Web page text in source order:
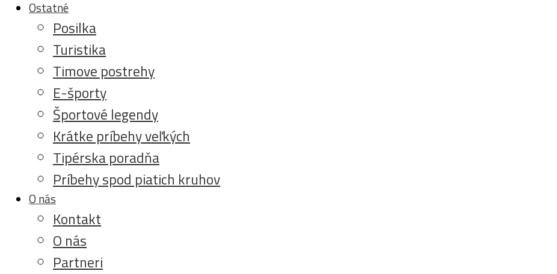
Ostatné
Posilka
Turistika
Timove postrehy
E-športy
Športové legendy
Krátke príbehy veľkých
Tipérska poradňa
Príbehy spod piatich kruhov
O nás
Kontakt
O nás
Partneri